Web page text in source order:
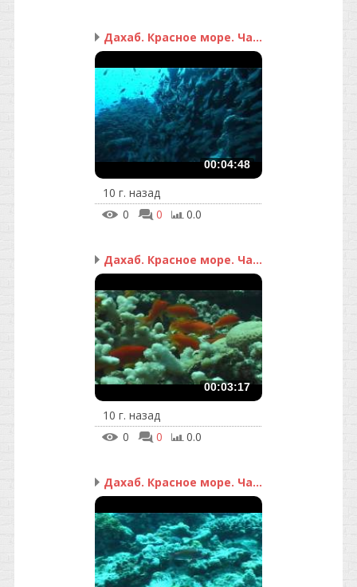
Дахаб. Красное море. Ча...
00:04:48
10 г. назад
0
0 0.0
Дахаб. Красное море. Ча...
00:03:17
10 г. назад
0
0 0.0
Дахаб. Красное море. Ча...